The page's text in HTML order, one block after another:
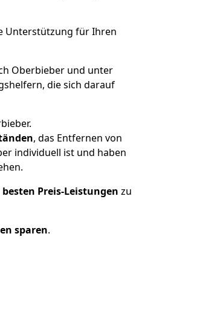
Unterstützung für Ihren
Oberbieber und unter
die sich darauf
, das Entfernen von
individuell ist und haben
besten Preis-Leistungen zu
sparen.